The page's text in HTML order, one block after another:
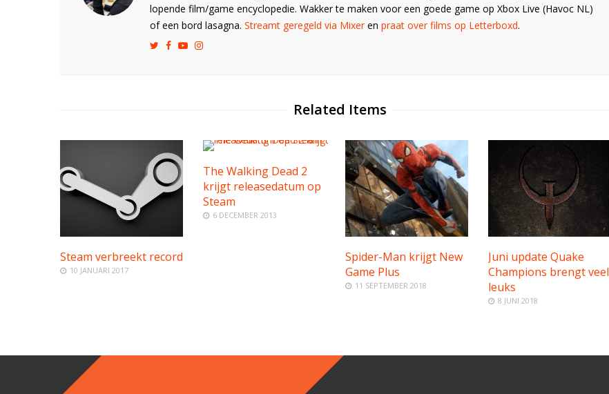
lopende film/game encyclopedie. Wakker te maken voor een goede game op Xbox Live (Havoc NL)
of een bord lasagna. Streamt geregeld via Mixeren praat over films op Letterboxd.
Related Items
Steam verbreekt record
10 JANUARI 2017
The Walking Dead 2
krijgt releasedatum op
Steam
6 DECEMBER 2013
Spider-Man krijgt New
Game Plus
11 SEPTEMBER 2018
Juni update Quake
Champions brengt veel
leuks
8 JUNI 2018